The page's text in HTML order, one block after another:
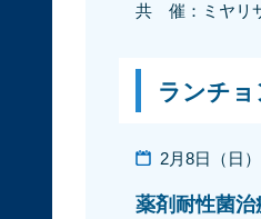
共 催：ミヤリ
ランチ
2月8日（日
薬剤耐性菌